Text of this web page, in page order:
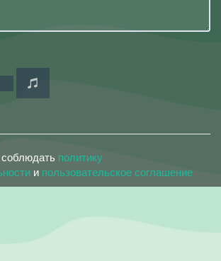
политику
и пользовательское соглашение